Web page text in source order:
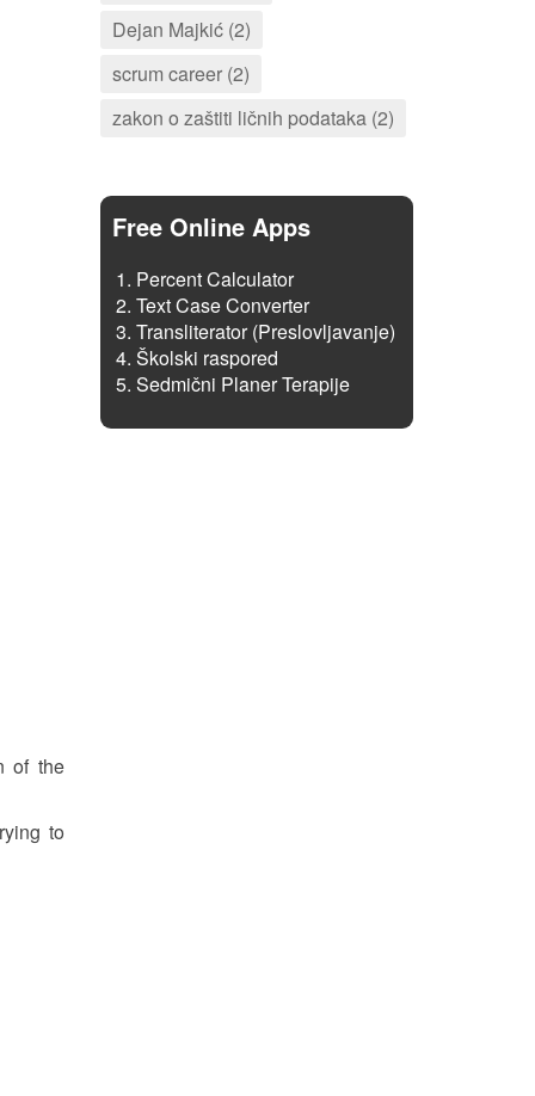
of the
to
Dejan Majkić (2)
scrum career (2)
zakon o zaštiti ličnih podataka (2)
Free Online Apps
Percent Calculator
Text Case Converter
Transliterator (Preslovljavanje)
Školski raspored
Sedmični Planer Terapije